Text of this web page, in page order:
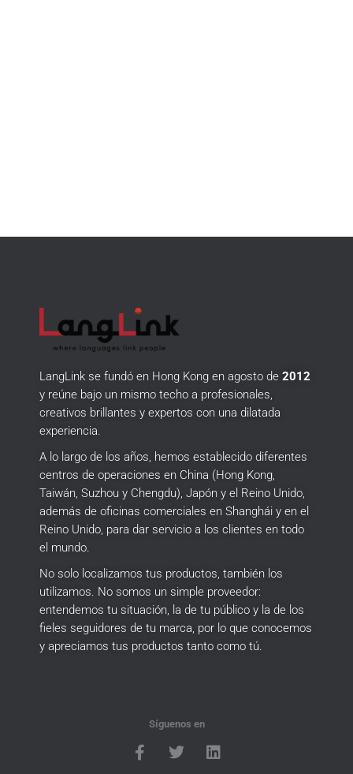
LangLink se fundó en Hong Kong en agosto de 2012
y reúne bajo un mismo techo a profesionales,
creativos brillantes y expertos con una dilatada
experiencia.
A lo largo de los años, hemos establecido diferentes
centros de operaciones en China (Hong Kong,
Taiwán, Suzhou y Chengdu), Japón y el Reino Unido,
además de oficinas comerciales en Shanghái y en el
Reino Unido, para dar servicio a los clientes en todo
el mundo.
No solo localizamos tus productos, también los
utilizamos. No somos un simple proveedor:
entendemos tu situación, la de tu público y la de los
fieles seguidores de tu marca, por lo que conocemos
y apreciamos tus productos tanto como tú.
Síguenos en